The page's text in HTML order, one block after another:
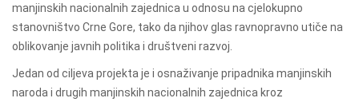
manjinskih nacionalnih zajednica u odnosu na cjelokupno
stanovništvo Crne Gore, tako da njihov glas ravnopravno utiče na
oblikovanje javnih politika i društveni razvoj.
Jedan od ciljeva projekta je i osnaživanje pripadnika manjinskih
naroda i drugih manjinskih nacionalnih zajednica kroz